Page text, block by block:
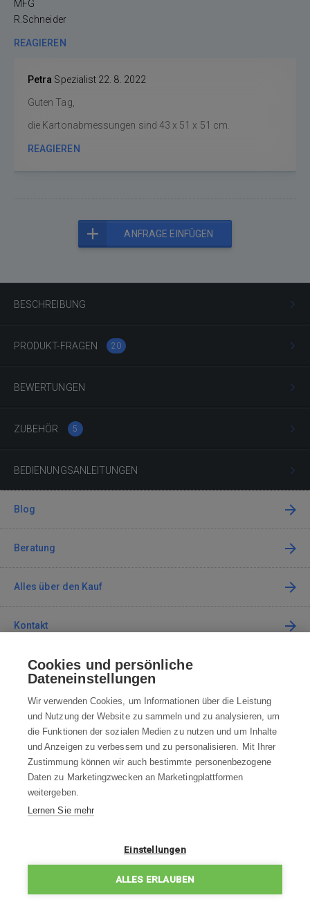
BESCHREIBUNG
PRODUKT-FRAGEN 20
BEWERTUNGEN
ZUBEHÖR 5
BEDIENUNGSANLEITUNGEN
MFG
R.Schneider
REAGIEREN
Petra Spezialist 22. 8. 2022
Guten Tag,
die Kartonabmessungen sind 43 x 51 x 51 cm.
REAGIEREN
ANFRAGE EINFÜGEN
Blog
Beratung
Alles über den Kauf
Kontakt
Kontaktieren Sie uns
info@robotworld.de
+49 25 197 159 962 Mo-Fr 8:00—16:00 Uhr
ALLE KONTAKTE
WIDERRUFSBELEHRUNG
DATENSCHUTZERKLÄRUNG
Cookies und persönliche
Dateneinstellungen
Wir verwenden Cookies, um Informationen über die Leistung
und Nutzung der Website zu sammeln und zu analysieren, um
die Funktionen der sozialen Medien zu nutzen und um Inhalte
und Anzeigen zu verbessern und zu personalisieren. Mit Ihrer
Zustimmung können wir auch bestimmte personenbezogene
Daten zu Marketingzwecken an Marketingplattformen
weitergeben.
Lernen Sie mehr
Einstellungen
ALLES ERLAUBEN